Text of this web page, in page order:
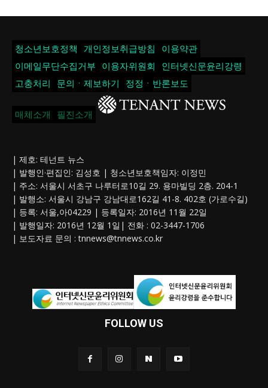
청소년보호정책 개인정보취급방침
이용약관
이메일무단수집거부
이용자위원회
인터넷신문윤리강령
고충처리
문의ㆍ제보하기 정정ㆍ반론보도
매체소개 필진소개
| 제호: 테넌트 뉴스
| 발행인·편집인: 김성호 | 청소년보호책임자: 이정민
| 주소: 서울시 서초구 나루터로10길 29. 용마빌딩 2층. 204-1
| 발행소: 서울시 강남구 강남대로162길 41-8. 402호 (가로수길)
| 등록: 서울,아04229 | 등록일자: 2016년 11월 22일
| 발행일자: 2016년 12월 1일| 전화 : 02-3447-1706
| 보도자료 문의 :tnnews@tnnews.co.kr
FOLLOW US